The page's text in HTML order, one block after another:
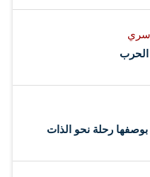
الحرب
بوصفها رحلة نحو الذات